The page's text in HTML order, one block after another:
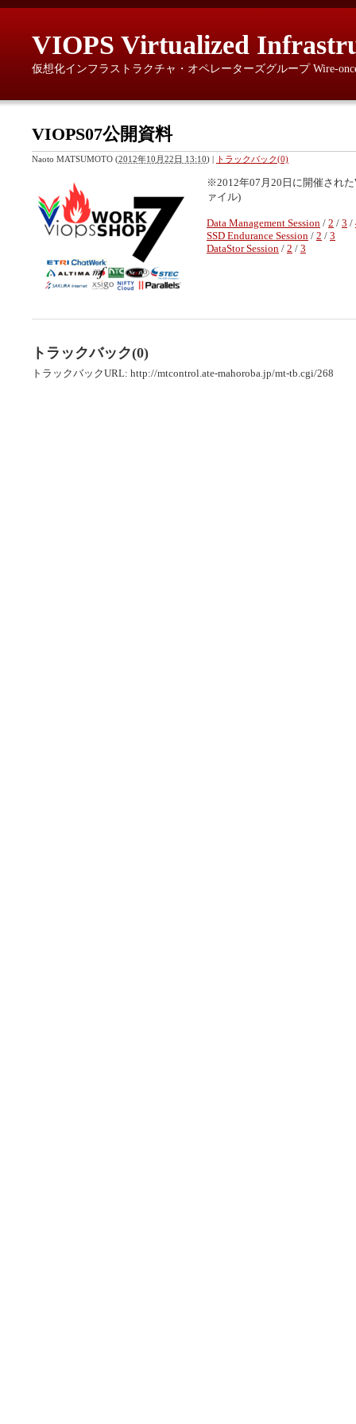
VIOPS Virtualized
仮想化インフラストラクチャ・オペレーターズグループ Wire-
VIOPS07公開資料
Naoto MATSUMOTO (2012年10月22日 13:10) | トラックバック(0)
※2012年07月20日に開催された
ァイル)
Data Management Session / 2 / 3 /
SSD Endurance Session / 2 / 3
DataStor Session / 2 / 3
トラックバック(0)
トラックバックURL: http://mtcontrol.ate-mahoroba.jp/mt-tb.cgi/268